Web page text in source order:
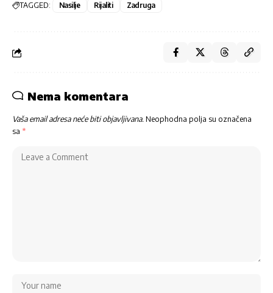
TAGGED: Nasilje Rijaliti Zadruga
Nema komentara
Vaša email adresa neće biti objavljivana.Neophodna polja su označena
sa *